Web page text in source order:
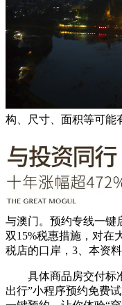
构、尺寸、面积等可能
与澳门。预约专线一键
双15%税惠措施，对在
税店的口岸，3、本资
具体商品房交付标准
出行”小程序预约免费